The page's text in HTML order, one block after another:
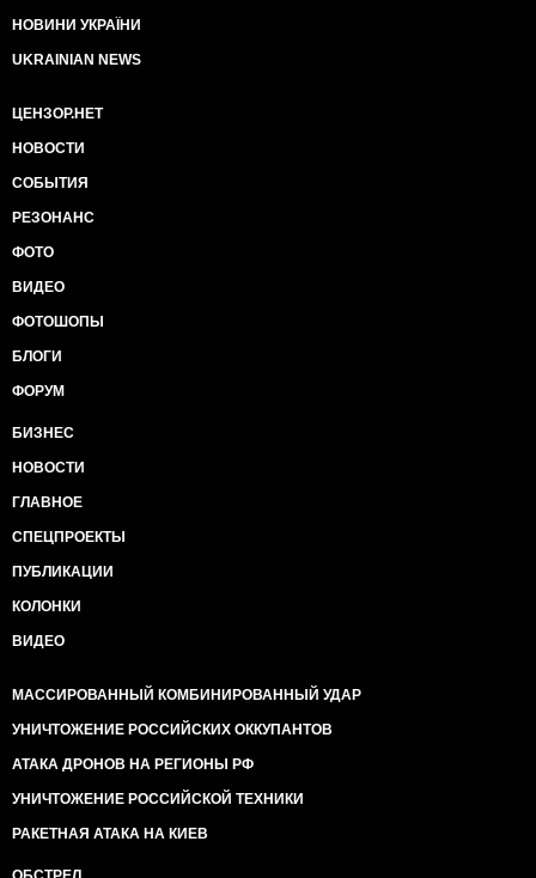
НОВИНИ УКРАЇНИ
UKRAINIAN NEWS
ЦЕНЗОР.НЕТ
НОВОСТИ
СОБЫТИЯ
РЕЗОНАНС
ФОТО
ВИДЕО
ФОТОШОПЫ
БЛОГИ
ФОРУМ
БИЗНЕС
НОВОСТИ
ГЛАВНОЕ
СПЕЦПРОЕКТЫ
ПУБЛИКАЦИИ
КОЛОНКИ
ВИДЕО
МАССИРОВАННЫЙ КОМБИНИРОВАННЫЙ УДАР
УНИЧТОЖЕНИЕ РОССИЙСКИХ ОККУПАНТОВ
АТАКА ДРОНОВ НА РЕГИОНЫ РФ
УНИЧТОЖЕНИЕ РОССИЙСКОЙ ТЕХНИКИ
РАКЕТНАЯ АТАКА НА КИЕВ